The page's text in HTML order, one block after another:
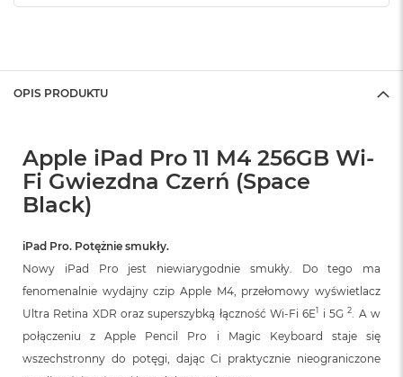
OPIS PRODUKTU
Apple iPad Pro 11 M4 256GB Wi-
Fi Gwiezdna Czerń (Space
Black)
iPad Pro. Potężnie smukły.
Nowy iPad Pro jest niewiarygodnie smukły. Do tego ma
fenomenalnie wydajny czip Apple M4, przełomowy wyświetlacz
Ultra Retina XDR oraz superszybką łączność Wi‑Fi 6E1 i 5G2
. A w
połączeniu z Apple Pencil Pro i Magic Keyboard staje się
wszechstronny do potęgi, dając Ci praktycznie nieograniczone